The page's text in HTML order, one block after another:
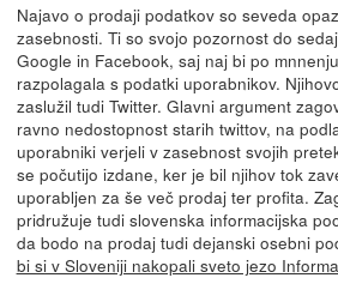
Najavo o prodaji podatkov so seveda
zasebnosti. Ti so svojo pozornost do
Google in Facebook, saj naj bi po
razpolagala s podatki uporabnikov.
zaslužil tudi Twitter. Glavni argument
ravno nedostopnost starih twittov, na
uporabniki verjeli v zasebnost svojih
se počutijo izdane, ker je bil njihov tok
uporabljen za še več prodaj ter profita.
pridružuje tudi slovenska informacijska
da bodo na prodaj tudi dejanski osebni
bi si v Sloveniji nakopali sveto jezo